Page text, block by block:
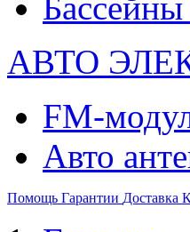
АВТО
FM-
Авто
Помощь Гарантии Доставка